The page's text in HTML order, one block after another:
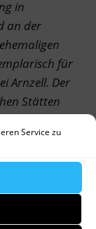
Service zu
in
an der
für
Arnzell. Der
Stätten